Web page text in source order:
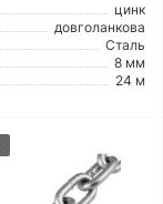
цинк
довголанкова
Сталь
8 мм
24 м